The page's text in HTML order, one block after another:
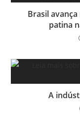
Brasil
patina
A